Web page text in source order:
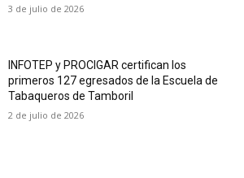
3 de julio de 2026
INFOTEP y PROCIGAR certifican los
primeros 127 egresados de la Escuela de
Tabaqueros de Tamboril
2 de julio de 2026